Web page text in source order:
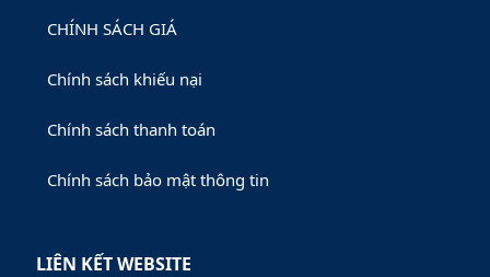
CHÍNH SÁCH GIÁ
Chính sách khiếu nại
Chính sách thanh toán
Chính sách bảo mật thông tin
LIÊN KẾT WEBSITE